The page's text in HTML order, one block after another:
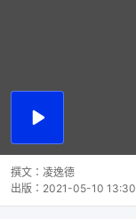
播
撰文： 凌逸德
出版： 2021-05-10 13:30